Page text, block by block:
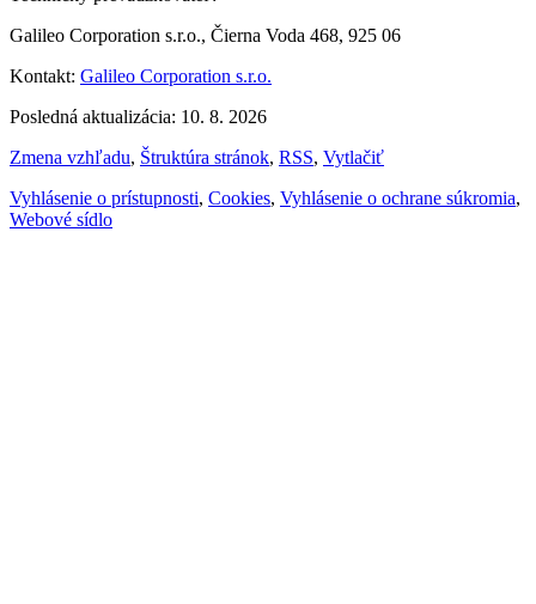
Galileo Corporation s.r.o., Čierna Voda 468, 925 06
Kontakt: Galileo Corporation s.r.o.
Posledná aktualizácia: 10. 8. 2026
Zmena vzhľadu, Štruktúra stránok, RSS, Vytlačiť
Vyhlásenie o prístupnosti, Cookies, Vyhlásenie o ochrane súkromia,
Webové sídlo